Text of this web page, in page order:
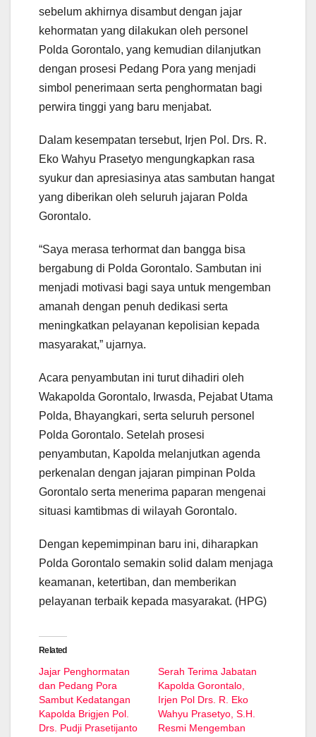
sebelum akhirnya disambut dengan jajar
kehormatan yang dilakukan oleh personel
Polda Gorontalo, yang kemudian dilanjutkan
dengan prosesi Pedang Pora yang menjadi
simbol penerimaan serta penghormatan bagi
perwira tinggi yang baru menjabat.
Dalam kesempatan tersebut, Irjen Pol. Drs. R.
Eko Wahyu Prasetyo mengungkapkan rasa
syukur dan apresiasinya atas sambutan hangat
yang diberikan oleh seluruh jajaran Polda
Gorontalo.
“Saya merasa terhormat dan bangga bisa
bergabung di Polda Gorontalo. Sambutan ini
menjadi motivasi bagi saya untuk mengemban
amanah dengan penuh dedikasi serta
meningkatkan pelayanan kepolisian kepada
masyarakat,” ujarnya.
Acara penyambutan ini turut dihadiri oleh
Wakapolda Gorontalo, Irwasda, Pejabat Utama
Polda, Bhayangkari, serta seluruh personel
Polda Gorontalo. Setelah prosesi
penyambutan, Kapolda melanjutkan agenda
perkenalan dengan jajaran pimpinan Polda
Gorontalo serta menerima paparan mengenai
situasi kamtibmas di wilayah Gorontalo.
Dengan kepemimpinan baru ini, diharapkan
Polda Gorontalo semakin solid dalam menjaga
keamanan, ketertiban, dan memberikan
pelayanan terbaik kepada masyarakat. (HPG)
Related
Jajar Penghormatan
dan Pedang Pora
Sambut Kedatangan
Kapolda Brigjen Pol.
Drs. Pudji Prasetijanto
Serah Terima Jabatan
Kapolda Gorontalo,
Irjen Pol Drs. R. Eko
Wahyu Prasetyo, S.H.
Resmi Mengemban